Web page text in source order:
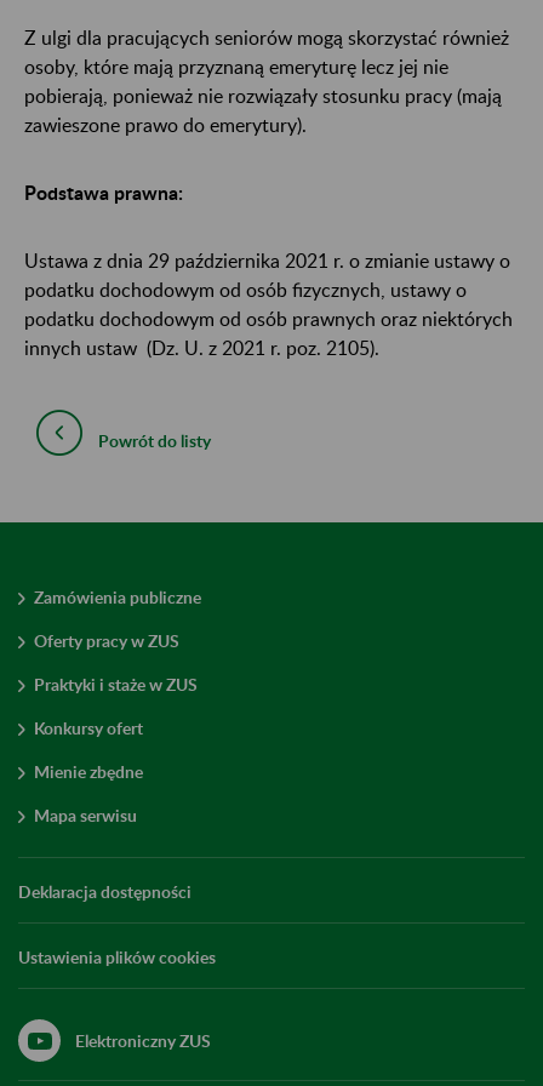
Z ulgi dla pracujących seniorów mogą skorzystać również
osoby, które mają przyznaną emeryturę lecz jej nie
pobierają, ponieważ nie rozwiązały stosunku pracy (mają
zawieszone prawo do emerytury).
Podstawa prawna:
Ustawa z dnia 29 października 2021 r. o zmianie ustawy o
podatku dochodowym od osób fizycznych, ustawy o
podatku dochodowym od osób prawnych oraz niektórych
innych ustaw (Dz. U. z 2021 r. poz. 2105).
Powrót do listy
Zamówienia publiczne
Oferty pracy w ZUS
Praktyki i staże w ZUS
Konkursy ofert
Mienie zbędne
Mapa serwisu
Deklaracja dostępności
Ustawienia plików cookies
Elektroniczny ZUS